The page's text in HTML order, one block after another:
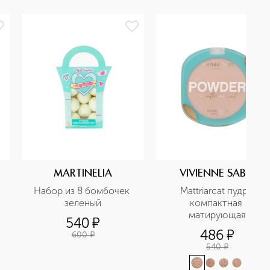
MARTINELIA
Набор из 8 бомбочек
зеленый
540¤
600 ¤
VIVIENNE SABO
Mattriarcat пудра
компактная
матирующая
486¤
540 ¤